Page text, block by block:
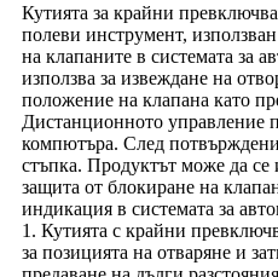
Кутията за крайни
полеви инструмент,
на клапаните в системата за
използва за извеждане на
положение на клапана като
Дистанционното управление
компютъра. След
стъпка. Продуктът може да се
защита от блокиране на
индикация в системата за
1. Кутията с крайни
за позицията на отваряне и